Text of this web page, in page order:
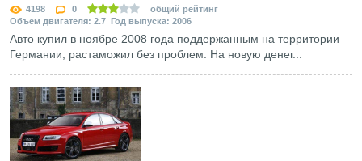
4198 0
общий рейтинг
Объем двигателя: 2.7 Год выпуска: 2006
Авто купил в ноябре 2008 года поддержанным на территории
Германии, растаможил без проблем. На новую денег...